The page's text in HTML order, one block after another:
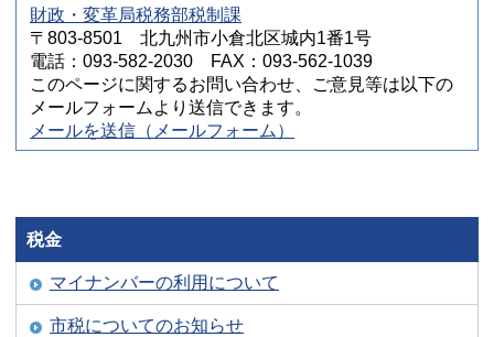
財政・変革局税務部税制課
〒803-8501 北九州市小倉北区城内1番1号
電話：093-582-2030 FAX：093-562-1039
このページに関するお問い合わせ、ご意見等は以下の
メールフォームより送信できます。
メールを送信（メールフォーム）
税金
マイナンバーの利用について
市税についてのお知らせ